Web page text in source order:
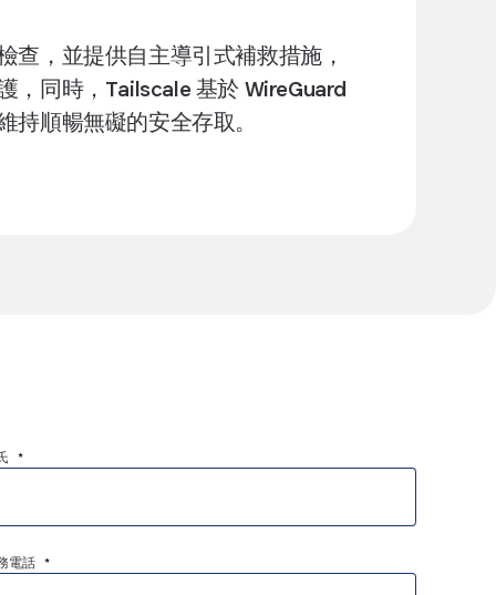
查，並提供自主導引式補救措施，
，同時，Tailscale 基於 WireGuard
持順暢無礙的安全存取。
*
電話 *